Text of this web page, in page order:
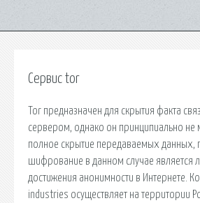
Сервис tor
Tor предназначен для скрытия факта
сервером, однако он принципиально не
полное скрытие передаваемых данных,
шифрование в данном случае является
достижения анонимности в Интернете.
industries осуществляет на территории